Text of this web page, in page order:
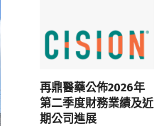
再鼎醫藥公佈2026年
第二季度財務業績及近
期公司進展